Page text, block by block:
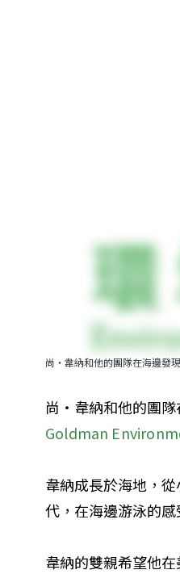
尚‧韋納和他的團隊在海邊發
尚‧韋納和他的團隊
Goldman
韋納成長於海地，
代，在海邊游泳的
韋納的雙親希望他